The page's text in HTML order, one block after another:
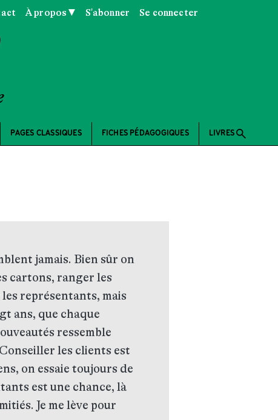
À propos ▼ S'abonner Se connecter
PAGES CLASSIQUES FICHES PÉDAGOGIQUES LIVRES search
jamais. Bien sûr on
cartons, ranger les
représentants, mais
ans, que chaque
ressemble
les clients est
on essaie toujours de
est une chance, là
Je me lève pour